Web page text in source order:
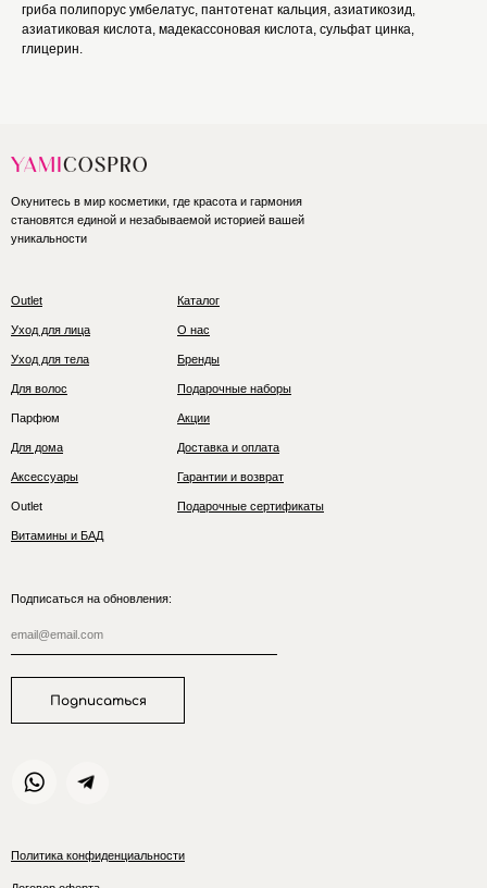
гриба полипорус умбелатус, пантотенат кальция, азиатикозид,
азиатиковая кислота, мадекассоновая кислота, сульфат цинка,
глицерин.
Outlet
Окунитесь в мир косметики, где красота и гармония
становятся единой и незабываемой историей вашей
уникальности
Политика конфиденциальности
Уход для лица
Уход для тела
Для волос
Парфюм
Для дома
Аксессуары
Outlet
Витамины и БАД
Каталог
О нас
Бренды
Подарочные наборы
Акции
Доставка и оплата
Гарантии и возврат
Подарочные сертификаты
Подписаться на обновления:
Подписаться